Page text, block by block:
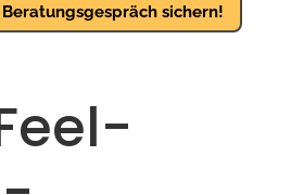
sichern!